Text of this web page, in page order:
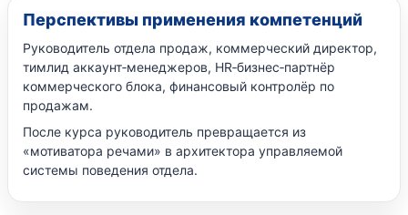
Перспективы применения компетенций
Руководитель отдела продаж, коммерческий директор,
тимлид аккаунт‑менеджеров, HR‑бизнес‑партнёр
коммерческого блока, финансовый контролёр по
продажам.
После курса руководитель превращается из
«мотиватора речами» в архитектора управляемой
системы поведения отдела.